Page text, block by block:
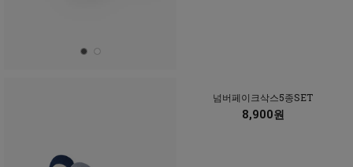
넘버페이크삭스5종SET
8,900원